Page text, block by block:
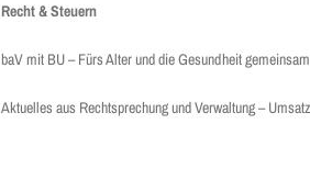
Recht & Steuern
baV mit BU – Fürs Alter und die Gesundheit
Aktuelles aus Rechtsprechung und Verwaltung –